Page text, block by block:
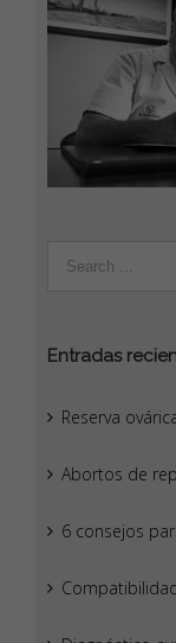
Entradas
Reserva
Abortos de
6 consejos